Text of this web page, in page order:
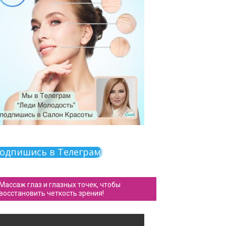
в Телеграм
глаз и глазных точек, чтобы
четкость зрения!